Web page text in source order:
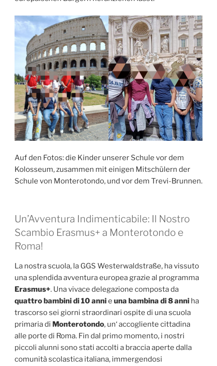
Auf den Fotos: die Kinder unserer Schule vor dem
Kolosseum, zusammen mit einigen Mitschülern der
Schule von Monterotondo, und vor dem Trevi-Brunnen.
Un’Avventura Indimenticabile: Il Nostro
Scambio Erasmus+ a Monterotondo e
Roma!
La nostra scuola, la GGS Westerwaldstraße, ha vissuto
una splendida avventura europea grazie al programma
Erasmus+. Una vivace delegazione composta da
quattro bambini di 10 annie una bambina di 8 anni ha
trascorso sei giorni straordinari ospite di una scuola
primaria di Monterotondo, un‘ accogliente cittadina
alle porte di Roma. Fin dal primo momento, i nostri
piccoli alunni sono stati accolti a braccia aperte dalla
comunità scolastica italiana, immergendosi